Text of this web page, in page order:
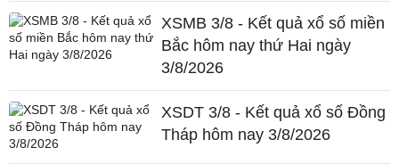
XSMB 3/8 - Kết quả xổ số miền
Bắc hôm nay thứ Hai ngày
3/8/2026
XSDT 3/8 - Kết quả xổ số Đồng
Tháp hôm nay 3/8/2026